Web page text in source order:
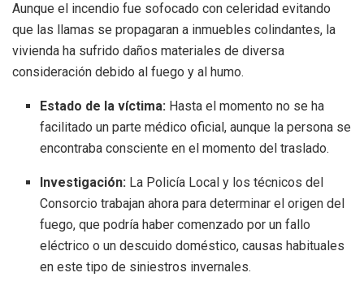
Aunque el incendio fue sofocado con celeridad evitando
que las llamas se propagaran a inmuebles colindantes, la
vivienda ha sufrido daños materiales de diversa
consideración debido al fuego y al humo.
Estado de la víctima: Hasta el momento no se ha
facilitado un parte médico oficial, aunque la persona se
encontraba consciente en el momento del traslado.
Investigación: La Policía Local y los técnicos del
Consorcio trabajan ahora para determinar el origen del
fuego, que podría haber comenzado por un fallo
eléctrico o un descuido doméstico, causas habituales
en este tipo de siniestros invernales.